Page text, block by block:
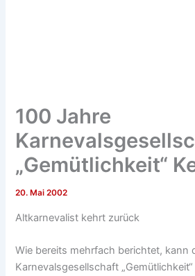
100 Jahre
„Gemütlichkeit“
20. Mai 2002
Altkarnevalist kehrt zurück
Wie bereits mehrfach berichtet, kann
Karnevalsgesellschaft